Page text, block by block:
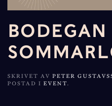
BODEGAN
SKRIVET AV PETER
POSTAD I EVENT.